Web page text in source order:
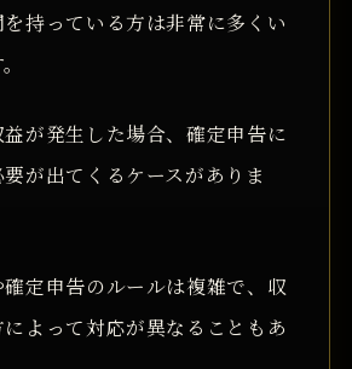
持っている方は非常に多くい
が発生した場合、確定申告に
が出てくるケースがありま
定申告のルールは複雑で、収
よって対応が異なることもあ